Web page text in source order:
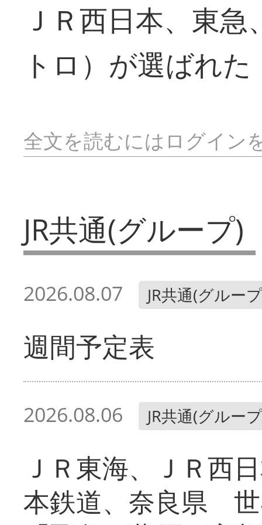
ＪＲ西日本、東
トロ）が選ばれた
全文を読むにはログイン
JR共通(グループ)
2026.08.07 JR共通(グルー
週間予定表
2026.08.06 JR共通(グルー
ＪＲ東海、ＪＲ西
本鉄道、奈良県